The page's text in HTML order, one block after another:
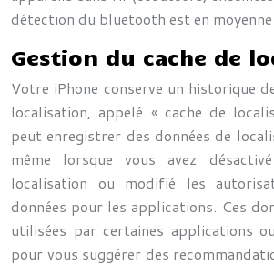
détection du bluetooth est en
Gestion du cache de
Votre iPhone conserve un historique
localisation, appelé « cache de
peut enregistrer des données de
même lorsque vous avez
localisation ou modifié les
données pour les applications. Ces
utilisées par certaines applications
pour vous suggérer des